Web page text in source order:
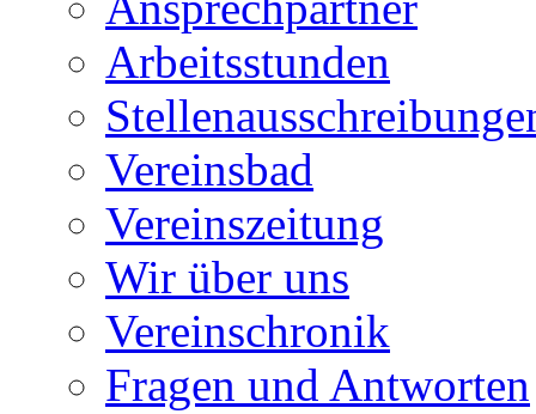
Arbeitsstunden
Vereinsbad
Vereinszeitung
Wir über uns
Vereinschronik
Fragen und Antworten